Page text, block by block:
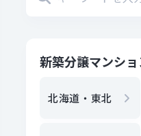
新築分譲マンシ
北海道・東北